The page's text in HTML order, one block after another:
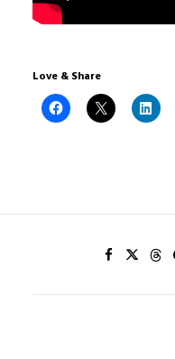
Love & Share